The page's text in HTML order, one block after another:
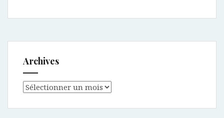
Archives
Archives